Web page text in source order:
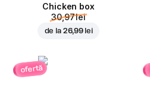
Chicken box
30,97 lei
de la 26,99 lei
ofertă